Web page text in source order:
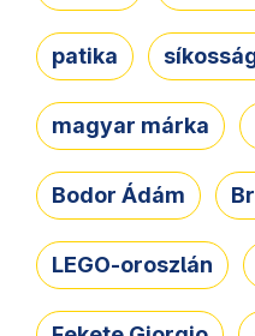
patika
magyar márka
Bodor Ádám
LEGO-oroszlán